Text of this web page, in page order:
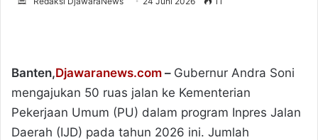
Banten,Djawaranews.com – Gubernur Andra Soni
mengajukan 50 ruas jalan ke Kementerian
Pekerjaan Umum (PU) dalam program Inpres Jalan
Daerah (IJD) pada tahun 2026 ini. Jumlah